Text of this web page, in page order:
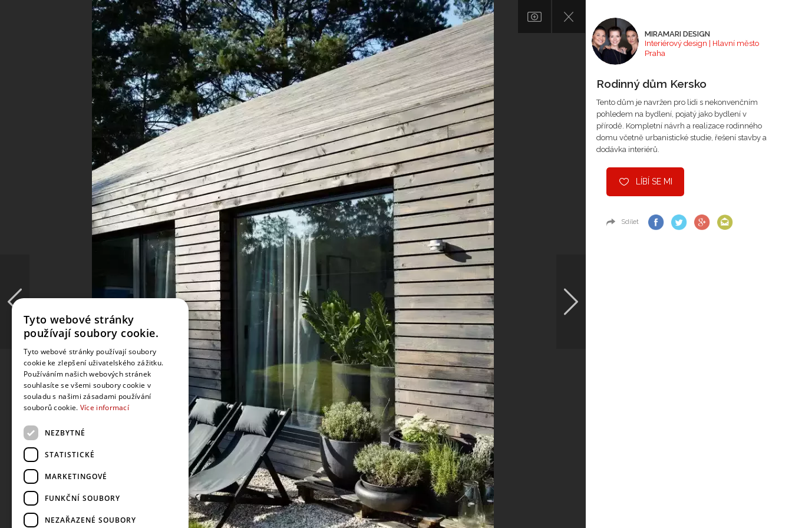
MIRAMARI DESIGN
Interiérový design | Hlavní město
Praha
Rodinný dům Kersko
Tento dům je navržen pro lidi s nekonvenčním
pohledem na bydlení, pojatý jako bydlení v
přírodě. Kompletní návrh a realizace rodinného
domu včetně urbanistické studie, řešení stavby a
dodávka interiérů.
LÍBÍ SE MI
Sdílet
Tyto webové stránky
používají soubory cookie.
Tyto webové stránky používají soubory
cookie ke zlepšení uživatelského zážitku.
Používáním našich webových stránek
souhlasíte se všemi soubory cookie v
souladu s našimi zásadami používání
souborů cookie. Více informací
NEZBYTNÉ
STATISTICKÉ
MARKETINGOVÉ
FUNKČNÍ SOUBORY
NEZAŘAZENÉ SOUBORY